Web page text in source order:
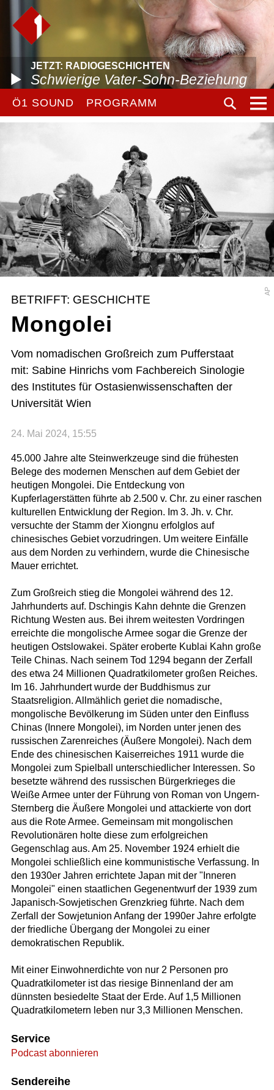
JETZT: RADIOGESCHICHTEN
Schwierige Vater-Sohn-Beziehung
Ö1 SOUND PROGRAMM
AP
BETRIFFT: GESCHICHTE
Mongolei
Vom nomadischen Großreich zum Pufferstaat
mit: Sabine Hinrichs vom Fachbereich Sinologie
des Institutes für Ostasienwissenschaften der
Universität Wien
24. Mai 2024, 15:55
45.000 Jahre alte Steinwerkzeuge sind die frühesten
Belege des modernen Menschen auf dem Gebiet der
heutigen Mongolei. Die Entdeckung von
Kupferlagerstätten führte ab 2.500 v. Chr. zu einer raschen
kulturellen Entwicklung der Region. Im 3. Jh. v. Chr.
versuchte der Stamm der Xiongnu erfolglos auf
chinesisches Gebiet vorzudringen. Um weitere Einfälle
aus dem Norden zu verhindern, wurde die Chinesische
Mauer errichtet.
Zum Großreich stieg die Mongolei während des 12.
Jahrhunderts auf. Dschingis Kahn dehnte die Grenzen
Richtung Westen aus. Bei ihrem weitesten Vordringen
erreichte die mongolische Armee sogar die Grenze der
heutigen Ostslowakei. Später eroberte Kublai Kahn große
Teile Chinas. Nach seinem Tod 1294 begann der Zerfall
des etwa 24 Millionen Quadratkilometer großen Reiches.
Im 16. Jahrhundert wurde der Buddhismus zur
Staatsreligion. Allmählich geriet die nomadische,
mongolische Bevölkerung im Süden unter den Einfluss
Chinas (Innere Mongolei), im Norden unter jenen des
russischen Zarenreiches (Äußere Mongolei). Nach dem
Ende des chinesischen Kaiserreiches 1911 wurde die
Mongolei zum Spielball unterschiedlicher Interessen. So
besetzte während des russischen Bürgerkrieges die
Weiße Armee unter der Führung von Roman von Ungern-
Sternberg die Äußere Mongolei und attackierte von dort
aus die Rote Armee. Gemeinsam mit mongolischen
Revolutionären holte diese zum erfolgreichen
Gegenschlag aus. Am 25. November 1924 erhielt die
Mongolei schließlich eine kommunistische Verfassung. In
den 1930er Jahren errichtete Japan mit der "Inneren
Mongolei" einen staatlichen Gegenentwurf der 1939 zum
Japanisch-Sowjetischen Grenzkrieg führte. Nach dem
Zerfall der Sowjetunion Anfang der 1990er Jahre erfolgte
der friedliche Übergang der Mongolei zu einer
demokratischen Republik.
Mit einer Einwohnerdichte von nur 2 Personen pro
Quadratkilometer ist das riesige Binnenland der am
dünnsten besiedelte Staat der Erde. Auf 1,5 Millionen
Quadratkilometern leben nur 3,3 Millionen Menschen.
Service
Podcast abonnieren
Sendereihe